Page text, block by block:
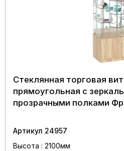
Стеклянная торговая
прямоугольная с
прозрачными полками
Артикул 24957
Высота : 2100мм